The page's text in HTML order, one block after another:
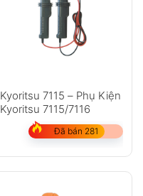
Kyoritsu 7115 – Phụ Kiện
Kyoritsu 7115/7116
Đã bán 281